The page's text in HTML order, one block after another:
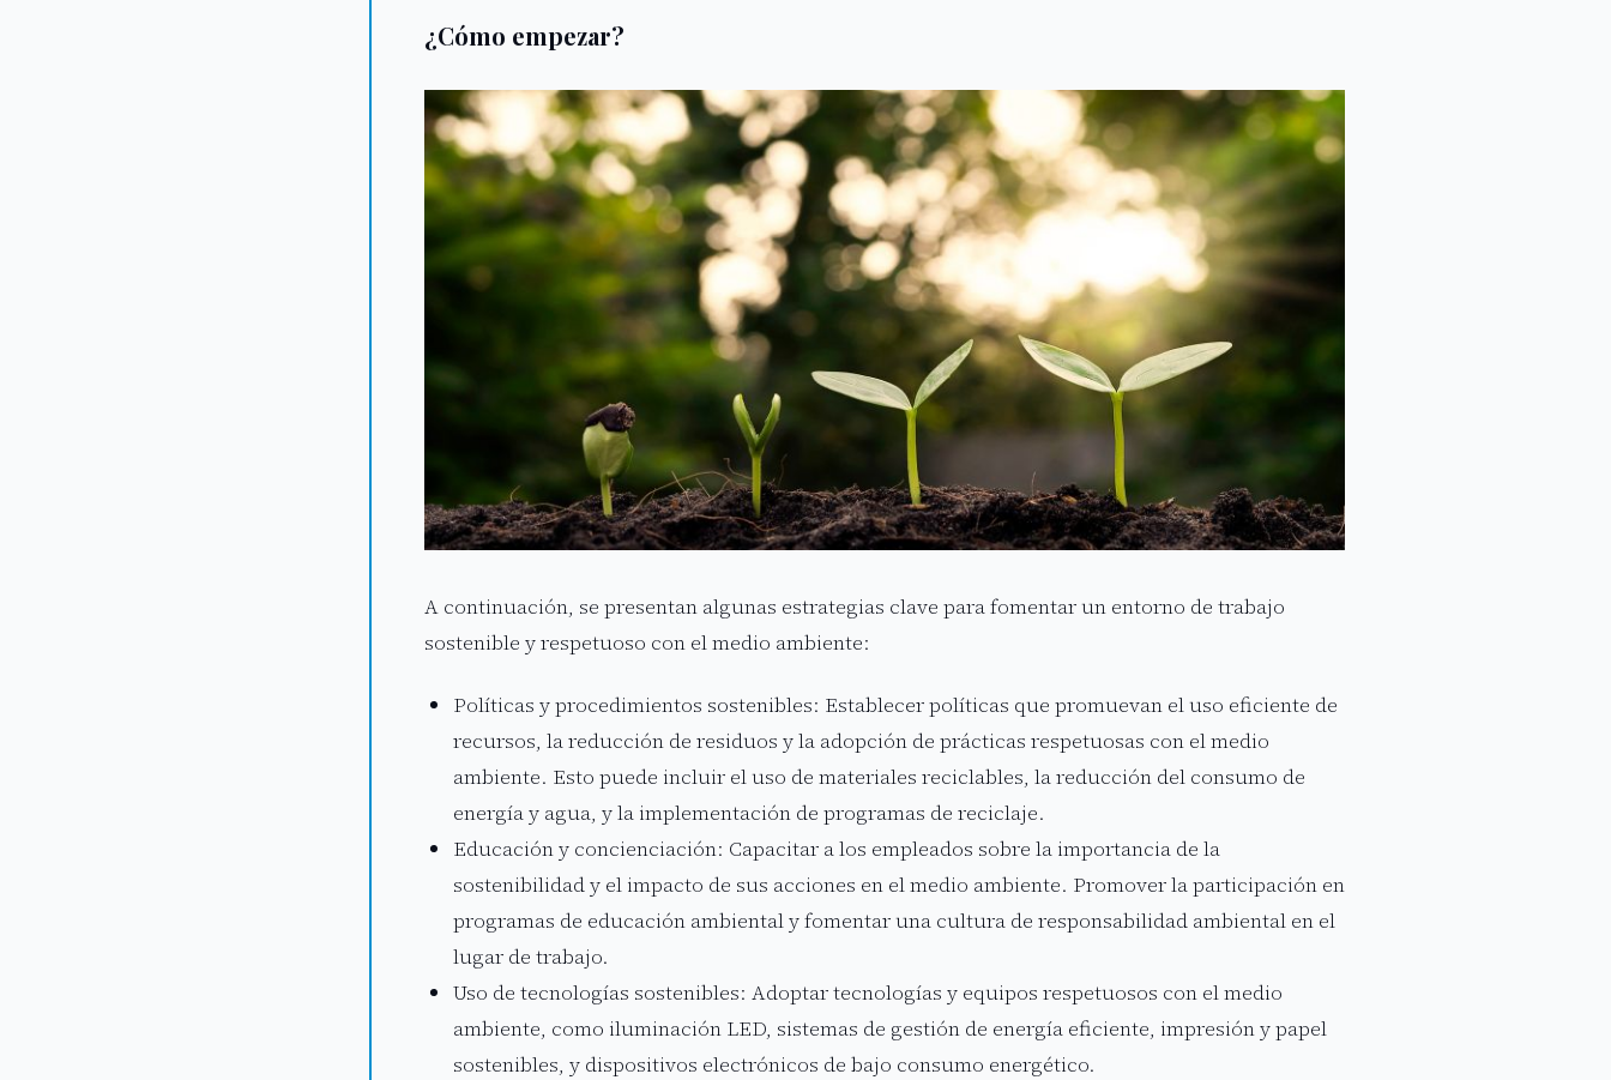
¿Cómo empezar?
A continuación, se presentan algunas estrategias clave para fomentar un entorno de trabajo
sostenible y respetuoso con el medio ambiente:
Políticas y procedimientos sostenibles: Establecer políticas que promuevan el uso eficiente de
recursos, la reducción de residuos y la adopción de prácticas respetuosas con el medio
ambiente. Esto puede incluir el uso de materiales reciclables, la reducción del consumo de
energía y agua, y la implementación de programas de reciclaje.
Educación y concienciación: Capacitar a los empleados sobre la importancia de la
sostenibilidad y el impacto de sus acciones en el medio ambiente. Promover la participación en
programas de educación ambiental y fomentar una cultura de responsabilidad ambiental en el
lugar de trabajo.
Uso de tecnologías sostenibles: Adoptar tecnologías y equipos respetuosos con el medio
ambiente, como iluminación LED, sistemas de gestión de energía eficiente, impresión y papel
sostenibles, y dispositivos electrónicos de bajo consumo energético.